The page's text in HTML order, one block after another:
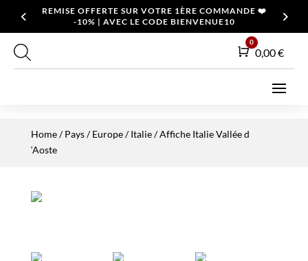
REMISE OFFERTE SUR VOTRE 1ÈRE COMMANDE ❤️
-10% | AVEC LE CODE BIENVENUE10
Panier
0
0,00€
Home/Pays/Europe/Italie/ Affiche Italie Vallée d
‘Aoste